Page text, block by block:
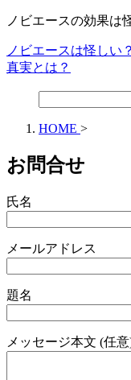
ノビエースの効果は
ノビエースは怪しい
真実とは？
HOME >
お問合せ
氏名
メールアドレス
題名
メッセージ本文 (任